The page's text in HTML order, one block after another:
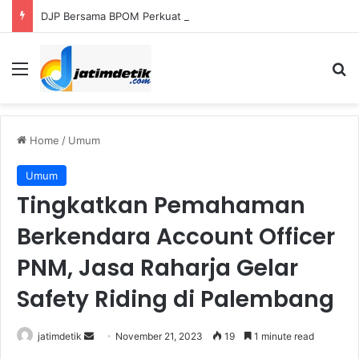
Menu
Home / Umum
Umum
Tingkatkan Pemahaman
Berkendara Account Officer
PNM, Jasa Raharja Gelar
Safety Riding di Palembang
jatimdetik November 21, 2023 19 1 minute read